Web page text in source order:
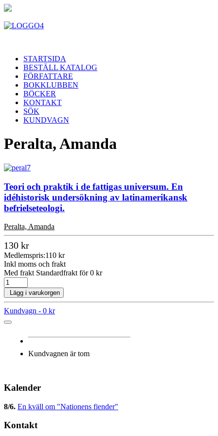
STARTSIDA
BESTÄLL KATALOG
FÖRFATTARE
BOKKLUBBEN
BÖCKER
KONTAKT
SÖK
KUNDVAGN
Peralta, Amanda
Teori och praktik i de fattigas universum. En
idéhistorisk undersökning av latinamerikansk
befrielseteologi.
Peralta, Amanda
130 kr
Medlemspris:110 kr
Inkl moms och frakt
Med frakt Standardfrakt för 0 kr
Lägg i varukorgen
Kundvagn - 0 kr
Kundvagnen är tom
Kalender
8/6. En kväll om "Nationens fiender"
Kontakt